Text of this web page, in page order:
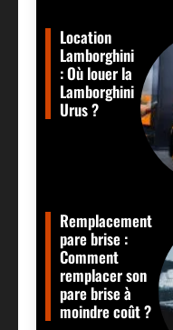
Location
Lamborghini
: Où louer la
Lamborghini
Urus ?
Remplacement
pare brise :
Comment
remplacer son
pare brise à
moindre coût ?